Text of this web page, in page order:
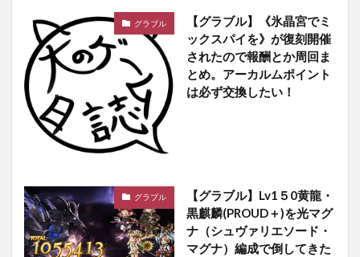
グラブル
【グラブル】《氷晶宮でミ
ックスパイを》が復刻開催
されたので報酬とか周回ま
とめ。アーカルムポイント
は必ず交換したい！
グラブル
【グラブル】Lv1５0黄龍・
黒麒麟(PROUD＋)を光マグ
ナ（シュヴァリエソード・
マグナ）編成で倒してきた